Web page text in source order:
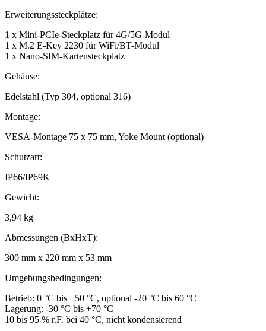
Erweiterungssteckplätze:
1 x Mini-PCIe-Steckplatz für 4G/5G-Modul
1 x M.2 E-Key 2230 für WiFi/BT-Modul
1 x Nano-SIM-Kartensteckplatz
Gehäuse:
Edelstahl (Typ 304, optional 316)
Montage:
VESA-Montage 75 x 75 mm, Yoke Mount (optional)
Schutzart:
IP66/IP69K
Gewicht:
3,94 kg
Abmessungen (BxHxT):
300 mm x 220 mm x 53 mm
Umgebungsbedingungen:
Betrieb: 0 °C bis +50 °C, optional -20 °C bis 60 °C
Lagerung: -30 °C bis +70 °C
10 bis 95 % r.F. bei 40 °C, nicht kondensierend